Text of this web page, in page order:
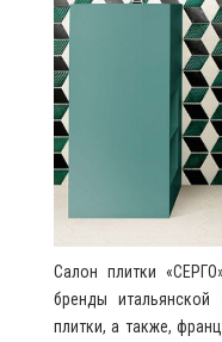
Салон плитки
бренды итальянской
плитки, а также,